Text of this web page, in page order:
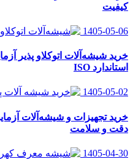
کیفیت
1405-05-06
خرید شیشه‌آلات اتوکلاو پذیر
استاندارد ISO
1405-05-02
خرید تجهیزات و شیشه‌آلات
دقت و سلامت
1405-04-30